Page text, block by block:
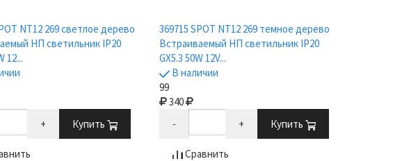
NT12 269 светлое дерево
НП светильник IP20
12...
+ Купить
369715 SPOT NT12 269 темное дерево
Встраиваемый НП светильник IP20
GX5.3 50W 12V...
В наличии
99
340
-
+ Купить
Сравнить